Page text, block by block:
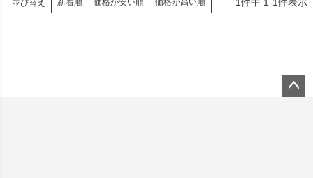
並び替え 新着順 価格が安い順 価格が高い順